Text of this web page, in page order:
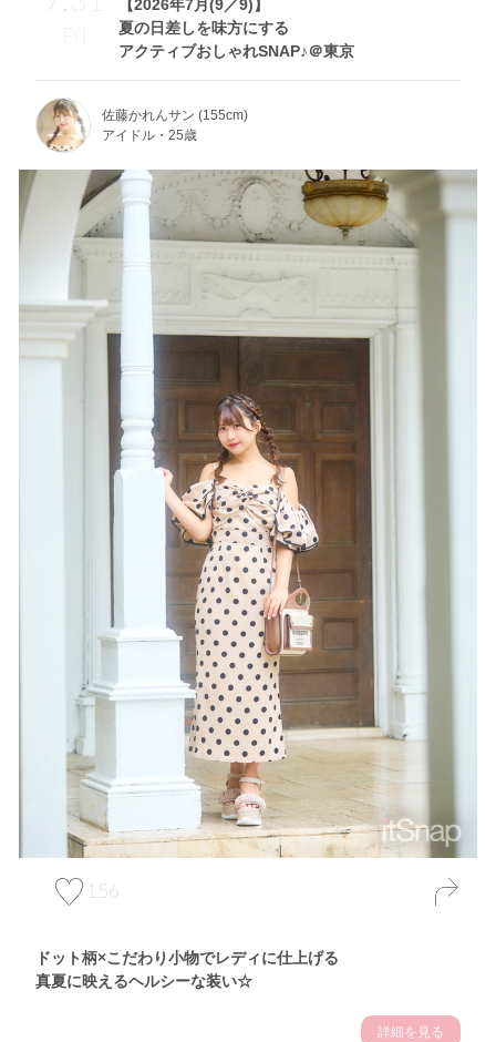
Fri
【2026年7月(9／9)】
夏の日差しを味方にする
アクティブおしゃれSNAP♪＠東京
佐藤かれんサン (155cm)
アイドル・25歳
156
ドット柄×こだわり小物でレディに仕上げる
真夏に映えるヘルシーな装い☆
詳細を見る